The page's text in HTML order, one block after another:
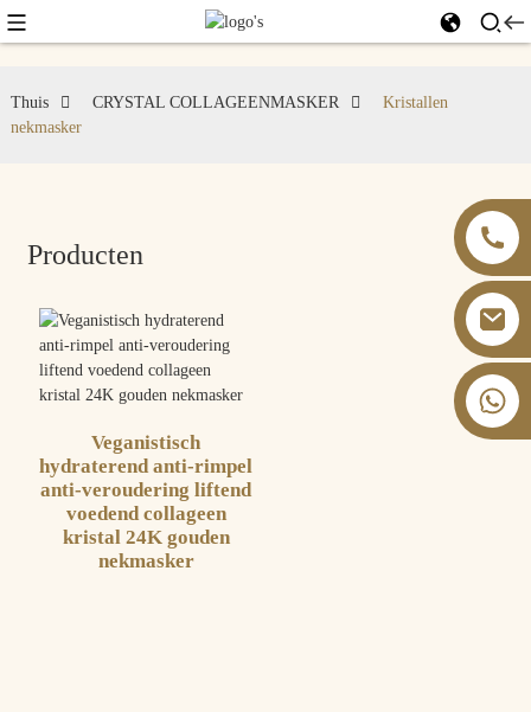
Thuis CRYSTAL COLLAGEENMASKER
Kristallen
nekmasker
Producten
Veganistisch
hydraterend anti-rimpel
anti-veroudering liftend
voedend collageen
kristal 24K gouden
nekmasker